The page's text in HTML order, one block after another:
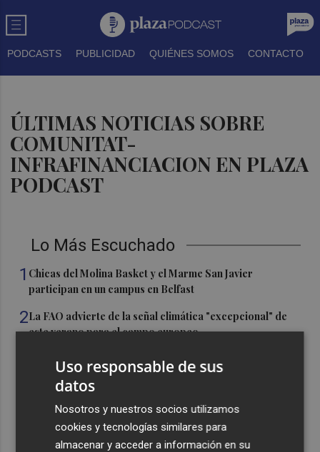
PODCASTS PUBLICIDAD QUIÉNES SOMOS CONTACTO
ÚLTIMAS NOTICIAS SOBRE
COMUNITAT-
INFRAFINANCIACION EN PLAZA
PODCAST
Lo Más Escuchado
1 Chicas del Molina Basket y el Marme San Javier
participan en un campus en Belfast
2La FAO advierte de la señal climática "excepcional" de
este verano para el campo europeo
El cambio climático apuntala un calor que revela la
vulnerabilidad de la cosecha europea
Alcaraz se acerca a los ocho meses sin ganar un título
que pasó entre julio de 2023 y marzo de 2024
El CACV destaca la "credibilidad alcanzada" y la
Uso responsable de sus
datos
Nosotros y nuestros socios utilizamos
cookies y tecnologías similares para
almacenar y acceder a información en su